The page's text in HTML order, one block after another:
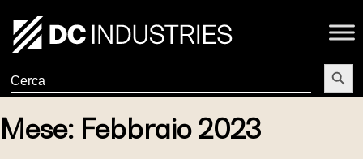
Search
for:
Search
Mese: Febbraio 2023